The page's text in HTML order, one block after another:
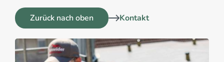
Zurück nach oben Kontakt